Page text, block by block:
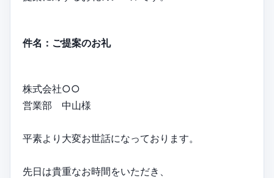
件名：ご提案のお礼
株式会社○○
営業部 中山様
平素より大変お世話になっております。
先日は貴重なお時間をいただき、